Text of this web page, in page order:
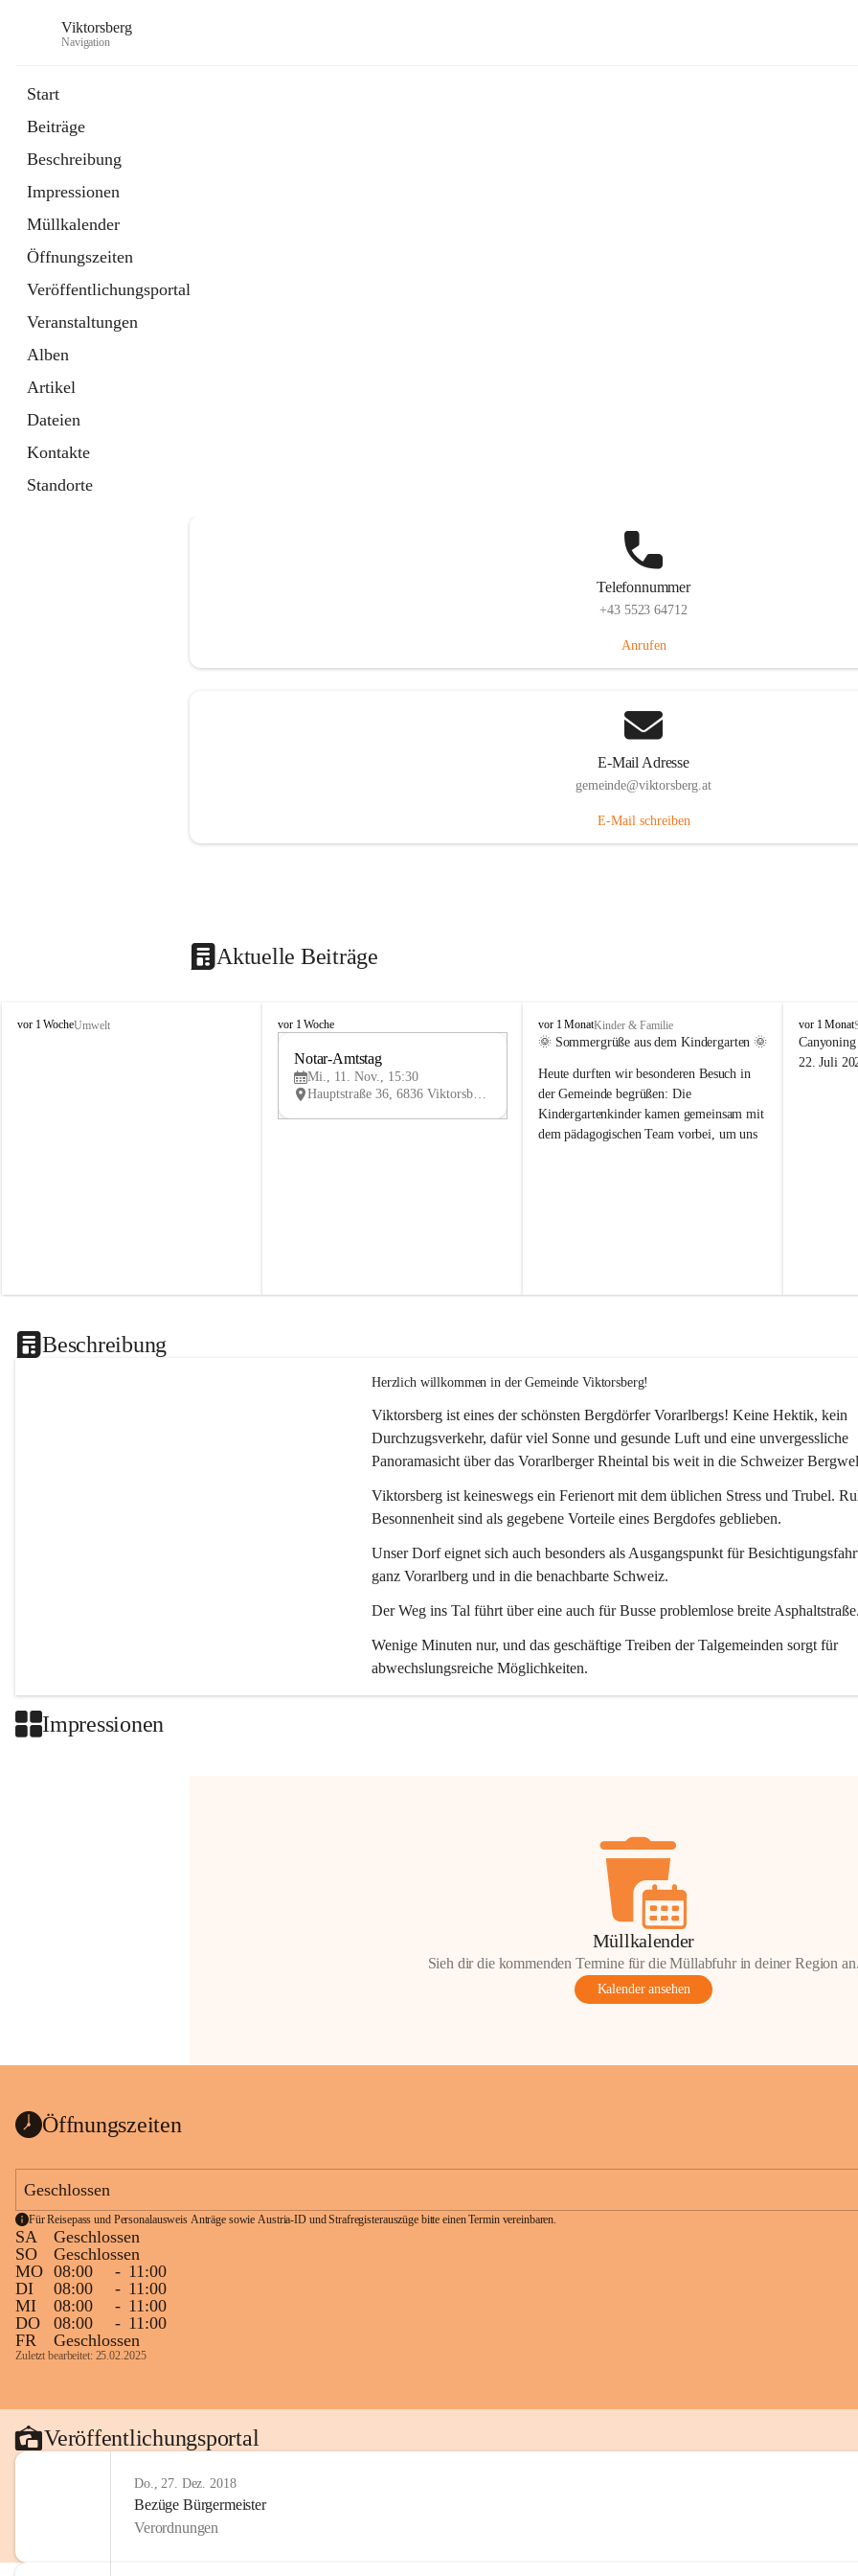
Viktorsberg
Navigation
Start
Beiträge
Beschreibung
Impressionen
Müllkalender
Öffnungszeiten
Veröffentlichungsportal
Veranstaltungen
Alben
Artikel
Dateien
Kontakte
Standorte
Telefonnummer
+43 5523 64712
Anrufen
E-Mail Adresse
gemeinde@viktorsberg.at
E-Mail schreiben
Aktuelle Beiträge
V
vor 1 WocheUmwelt
V
vor 1 Woche
V
Notar-Amtstag
Mi., 11. Nov., 15:30
Hauptstraße 36, 6836 Viktorsberg, AUT
V
i
t
o
r
s
vor 1 MonatKinder & Familie
🌞 Sommergrüße aus dem Kindergarten 🌞
Heute durften wir besonderen Besuch in
der Gemeinde begrüßen: Die
Kindergartenkinder kamen gemeinsam mit
dem pädagogischen Team vorbei, um uns
V
i
k
vor 1 Monat
22. Juli
Beschreibung
Herzlich willkommen in der Gemeinde Viktorsberg!
Viktorsberg ist eines der schönsten Bergdörfer Vorarlbergs! Keine Hektik, kein
Durchzugsverkehr, dafür viel Sonne und gesunde Luft und eine unvergessliche
Panoramasicht über das Vorarlberger Rheintal bis weit in die Schweizer
Viktorsberg ist keineswegs ein Ferienort mit dem üblichen Stress und Trubel.
Besonnenheit sind als gegebene Vorteile eines Bergdofes geblieben.
Unser Dorf eignet sich auch besonders als Ausgangspunkt für
ganz Vorarlberg und in die benachbarte Schweiz.
Der Weg ins Tal führt über eine auch für Busse problemlose breite
Wenige Minuten nur, und das geschäftige Treiben der Talgemeinden sorgt für
abwechslungsreiche Möglichkeiten.
Impressionen
Müllkalender
Sieh dir die kommenden Termine für die Müllabfuhr in deiner Region
Kalender ansehen
Öffnungszeiten
Geschlossen
Für Reisepass und Personalausweis Anträge sowie Austria-ID und Strafregisterauszüge bitte einen Termin vereinbaren.
SA
Geschlossen
SO
Geschlossen
MO 08:00 - 11:00
DI
08:00 - 11:00
MI
08:00 - 11:00
DO
08:00 - 11:00
FR
Geschlossen
Zuletzt bearbeitet: 25.02.2025
Veröffentlichungsportal
Do., 27. Dez. 2018
Bezüge Bürgermeister
Verordnungen